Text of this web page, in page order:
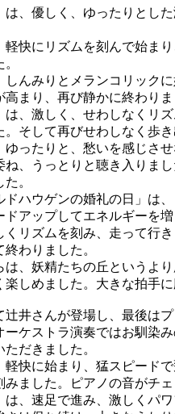
、優しく、ゆったりとし
快にリズムを刻んで始ま
んみりとメランコリック
高まり、再び静かに終わり
、激しく、せわしなくリ
。そして再びせわしなく歩
ったりと、愁いを感じさ
ね、うっとりと聴き入りま
。
ハウゲンの婚礼の日」は
ドアップしてエネルギーを
くリズムを刻み、走って行
わりました。
、妖精たちの丘というよ
楽しめました。大きな拍手
井さんが登場し、最後は
ーケストラ演奏ではお馴染
だきました。
快に始まり、猛スピード
みました。ピアノの音がチ
、速足で進み、激しくパ